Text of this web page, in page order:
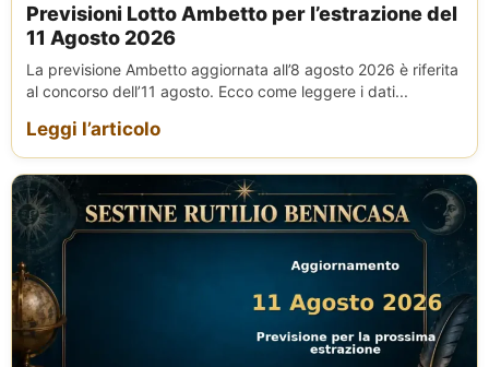
Previsioni Lotto Ambetto per l’estrazione del
11 Agosto 2026
La previsione Ambetto aggiornata all’8 agosto 2026 è riferita
al concorso dell’11 agosto. Ecco come leggere i dati...
Leggi l’articolo